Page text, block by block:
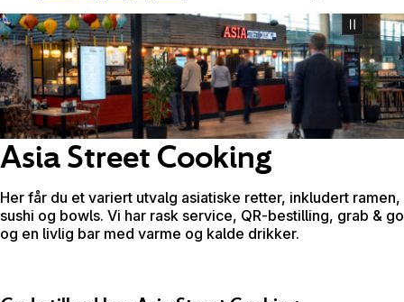
Asia Street Cooking
Her får du et variert utvalg asiatiske retter, inkludert ramen,
sushi og bowls. Vi har rask service, QR-bestilling, grab & go
og en livlig bar med varme og kalde drikker.